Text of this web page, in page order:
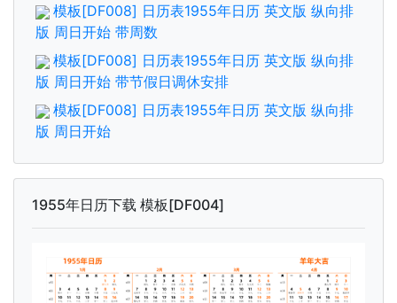
模板[DF008] 日历表1955年日历 英文版 纵向排
版 周日开始 带周数
模板[DF008] 日历表1955年日历 英文版 纵向排
版 周日开始 带节假日调休安排
模板[DF008] 日历表1955年日历 英文版 纵向排
版 周日开始
1955年日历下载 模板[DF004]